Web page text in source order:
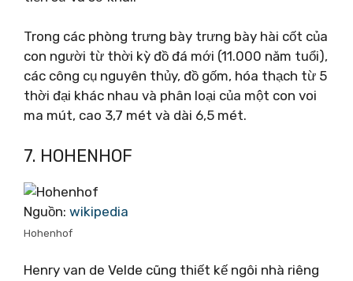
Trong các phòng trưng bày trưng bày hài cốt của
con người từ thời kỳ đồ đá mới (11.000 năm tuổi),
các công cụ nguyên thủy, đồ gốm, hóa thạch từ 5
thời đại khác nhau và phân loại của một con voi
ma mút, cao 3,7 mét và dài 6,5 mét.
7. HOHENHOF
Nguồn: wikipedia
Hohenhof
Henry van de Velde cũng thiết kế ngôi nhà riêng